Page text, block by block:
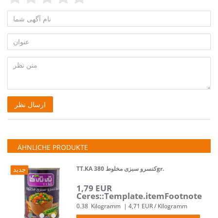
نام
آگهی
شما
Feedback::Feedback.honeypotLabel
عنوان
متن
نظرارسال نظر
ÄHNLICHE PRODUKTE
جدید TT.KA کنسرو سبزی مخلوط 380gr.
1,79 EUR
Ceres::Template.itemFootnote
0.38 Kilogramm | 4,71 EUR / Kilogramm